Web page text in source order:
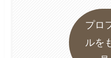
プロ
ルを